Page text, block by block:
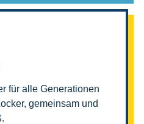
für alle Generationen
gemeinsam und